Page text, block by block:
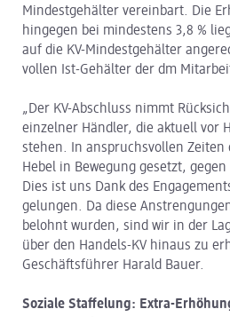
Mindestgehälter vereinbart. Die
hingegen bei mindestens 3,8 %
auf die KV-Mindestgehälter
vollen Ist-Gehälter der dm
„Der KV-Abschluss nimmt
einzelner Händler, die aktuell vor
stehen. In anspruchsvollen
Hebel in Bewegung gesetzt,
Dies ist uns Dank des
gelungen. Da diese
belohnt wurden, sind wir in der
über den Handels-KV hinaus zu
Geschäftsführer Harald Bauer.
Soziale Staffelung: Extra-